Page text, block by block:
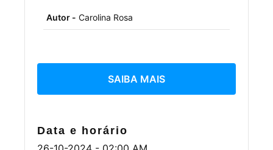
Autor - Carolina Rosa
SAIBA MAIS
Data e horário